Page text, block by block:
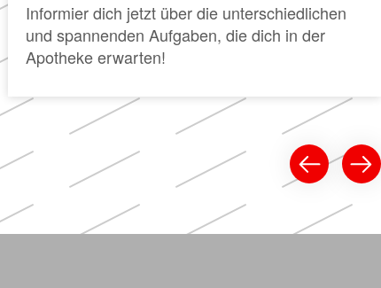
Informier dich jetzt über die unterschiedlichen
und spannenden Aufgaben, die dich in der
Apotheke erwarten!